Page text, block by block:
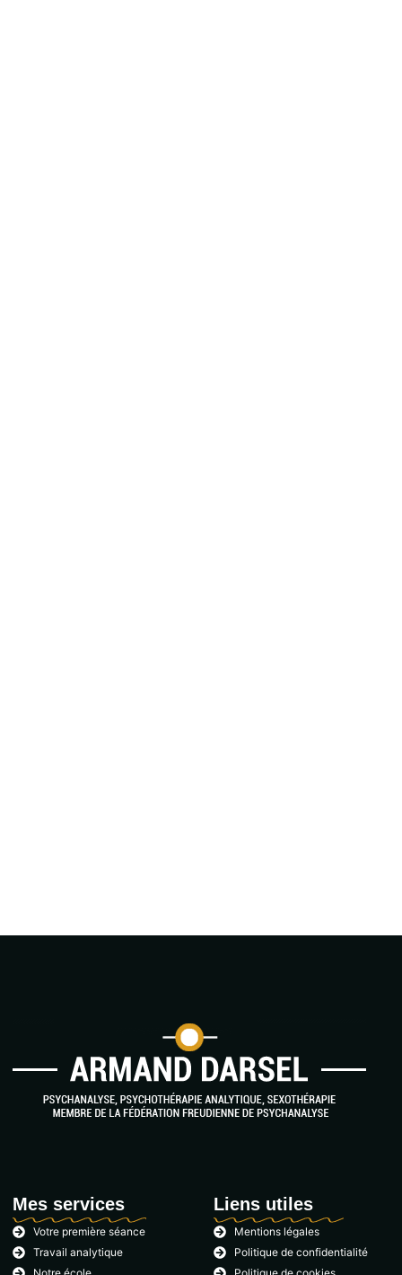
Mes services
Votre première séance
Travail analytique
Liens utiles
Mentions légales
Politique de confidentialité